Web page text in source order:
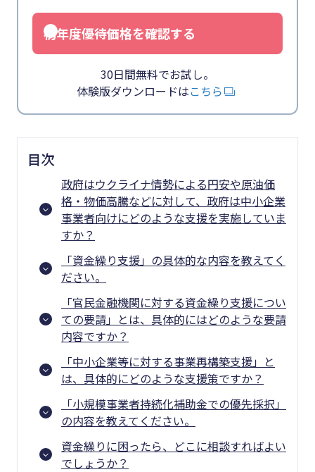
初年度優待価格を確認する
30日間無料でお試し。
体験版ダウンロードはこちら
目次
政府はウクライナ情勢による円安や原油価
格・物価高騰などに対して、政府は中小企業
事業者向けにどのような支援を実施していま
すか？
「資金繰り支援」の具体的な内容を教えてく
ださい。
「官民金融機関に対する資金繰り支援につい
ての要請」とは、具体的にはどのような要請
内容ですか？
「中小企業等に対する事業再構築支援」と
は、具体的にどのような支援策ですか？
「小規模事業者持続化補助金での優先採択」
の内容を教えてください。
資金繰りに困ったら、どこに相談すればよい
でしょうか？